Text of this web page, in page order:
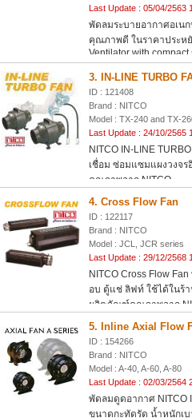
Last Update : 05/04/2563
พัดลมระบายอากาศอเน
คุณภาพดี ในราคาประห
Ventilator with
select for you by NITCO
3. IN-LINE TURBO
ID : 121408
Brand : NITCO
Model : TX-240 and TX-
Last Update : 24/10/2565
NITCO IN-LINE
เชื่อม ซ่อมแซมแผงวงจร
คุณภาพจาก NITCO
4. Cross Flow Fan
ID : 122117
Brand : NITCO
Model : JCL, JCR series
Last Update : 29/12/2568
NITCO Cross Flow
อบ ตู้แช่ ลิฟท์ ใช้ได้ในร้
ผลิตภัณฑ์คุณภาพจาก
NITCO
5. Inline Axial Flow
ID : 154266
Brand : NITCO
Model : A-40, A-60, A-80
Last Update : 02/03/2564
พัดลมดูดอากาศ NITCO
ขนาดกะทัดรัด น้ำหนักเบ